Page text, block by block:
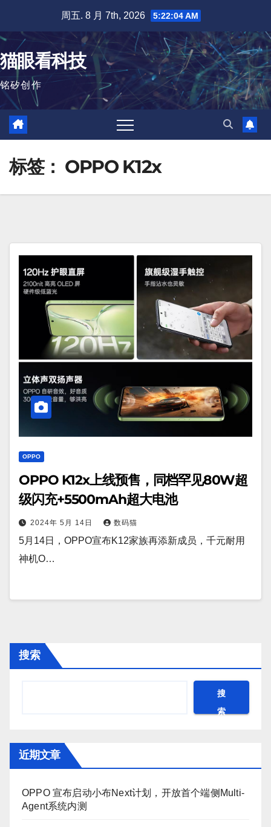
内
容
周五. 8 月 7th, 2026 5:22:04 AM
猫眼看科技
铭矽创作
标签： OPPO K12x
OPPO
OPPO K12x上线预售，同档罕见80W超
级闪充+5500mAh超大电池
2024年 5月 14日 数码猫
5月14日，OPPO宣布K12家族再添新成员，千元耐用
神机O…
搜索
搜
索
近期文章
OPPO 宣布启动小布Next计划，开放首个端侧Multi-
Agent系统内测